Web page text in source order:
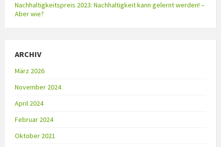
Nachhaltigkeitspreis 2023: Nachhaltigkeit kann gelernt werden! –
Aber wie?
ARCHIV
März 2026
November 2024
April 2024
Februar 2024
Oktober 2021